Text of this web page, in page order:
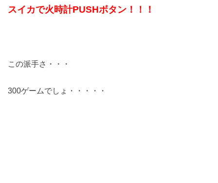
スイカで火時計PUSHボタン！！！
この派手さ・・・
300ゲームでしょ・・・・・